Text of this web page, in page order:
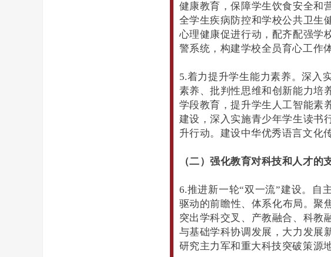
健康教育，保障学生饮食安全和
全学生疾病防控和学校公共卫生
心理健康促进行动，配齐配强学
警系统，构建学校全员育心工作体
5.着力提升学生能力素养。深入
素养、批判性思维和创新能力培
学段教育，提升学生人工智能素
建设，深入实施青少年学生读书
升行动。建设中华优秀语言文化
（二）强化教育对科技和人才的
6.推进新一轮“双一流”建设。自
驱动的前瞻性、体系化布局。聚
突出学科交叉、产教融合、科教
与基础学科协调发展，大力发展
研究主力军和重大科技突破策源地